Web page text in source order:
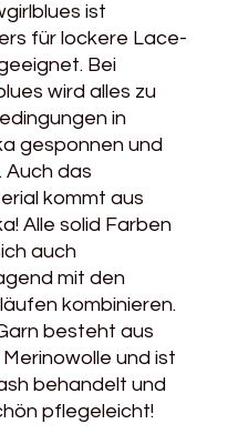
ist
für lockere Lace-
Bei
wird alles zu
in
gesponnen und
das
kommt aus
Alle solid Farben
auch
mit den
kombinieren.
besteht aus
und ist
behandelt und
pflegeleicht!